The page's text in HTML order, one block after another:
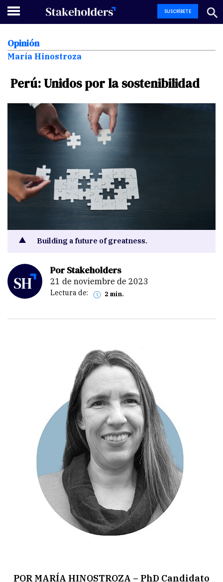
SUSCRÍBETE
Opinión
María Hinostroza
Perú:Unidos porla sostenibilidad
Building a future of greatness.
Por Stakeholders
21 de noviembre de 2023
Lectura de: 2 min.
POR MARÍA HINOSTROZA – PhD Candidato